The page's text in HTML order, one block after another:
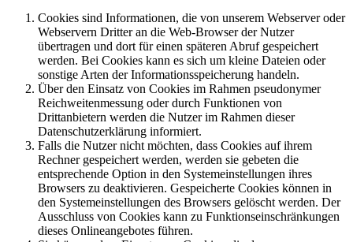
Cookies sind Informationen, die von unserem Webserver oder
Webservern Dritter an die Web-Browser der Nutzer
übertragen und dort für einen späteren Abruf gespeichert
werden. Bei Cookies kann es sich um kleine Dateien oder
sonstige Arten der Informationsspeicherung handeln.
Über den Einsatz von Cookies im Rahmen pseudonymer
Reichweitenmessung oder durch Funktionen von
Drittanbietern werden die Nutzer im Rahmen dieser
Datenschutzerklärung informiert.
Falls die Nutzer nicht möchten, dass Cookies auf ihrem
Rechner gespeichert werden, werden sie gebeten die
entsprechende Option in den Systemeinstellungen ihres
Browsers zu deaktivieren. Gespeicherte Cookies können in
den Systemeinstellungen des Browsers gelöscht werden. Der
Ausschluss von Cookies kann zu Funktionseinschränkungen
dieses Onlineangebotes führen.